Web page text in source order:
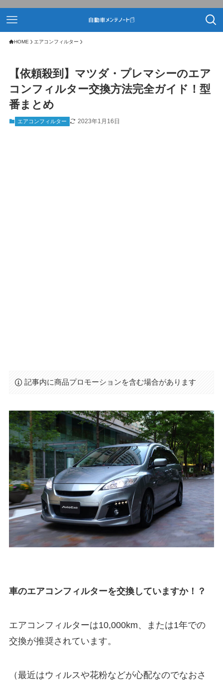
HOME エアコンフィルター
【依頼殺到】マツダ・プレマシーのエア
コンフィルター交換方法完全ガイド！型
番まとめ
エアコンフィルター 2023年1月16日
記事内に商品プロモーションを含む場合があります
車のエアコンフィルターを交換していますか！？
エアコンフィルターは10,000km、または1年での
交換が推奨されています。
（最近はウィルスや花粉などが心配なのでなおさ